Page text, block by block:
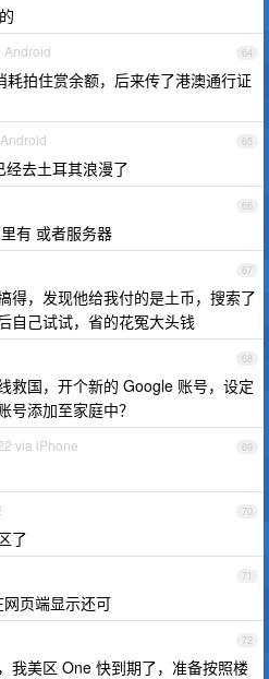
64
Android
耗拍住赏余额，后来传了港澳通行证
65
经去土耳其浪漫了
66
有 或者服务器
67
得，发现他给我付的是土币，搜索了
自己试试，省的花冤大头钱
68
救国，开个新的 Google 账号，设定
号添加至家庭中？
69
via iPhone
70
了
71
页端显示还可
72
我美区 One 快到期了，准备按照楼